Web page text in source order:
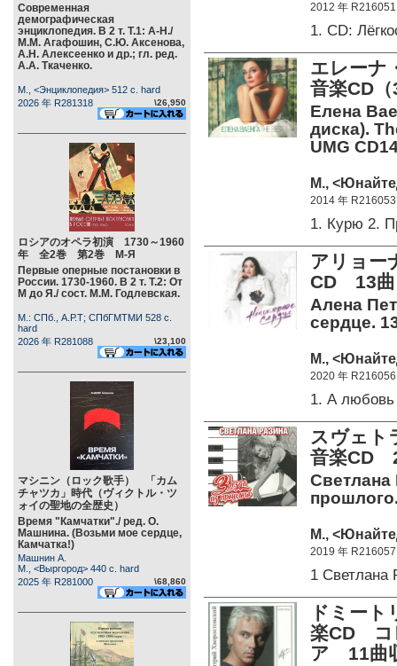
Современная
демографическая
энциклопедия. В 2 т. Т.1: А-Н./
М.М. Агафошин, С.Ю. Аксенова,
А.Н. Алексеенко и др.; гл. ред.
А.А. Ткаченко.
М., <Энциклопедия> 512 c. hard
2026 年 R281318
\26,950
ロシアのオペラ初演 1730～1960
年 全2巻 第2巻 М-Я
Первые оперные постановки в
России. 1730-1960. В 2 т. Т.2: От
М до Я./ сост. М.М. Годлевская.
М.: СПб., А.Р.Т; СПбГМТМИ 528 c.
hard
2026 年 R281088
\23,100
マシニン（ロック歌手） 「カム
チャツカ」時代（ヴィクトル・ツ
ォイの聖地の全歴史）
Время "Камчатки"./ ред. О.
Машнина. (Возьми мое сердце,
Камчатка!)
Машнин А.
М., <Выргород> 440 c. hard
2025 年 R281000
\68,860
2012 年 R216051
1. CD:
エレー
音楽CD
Елена
диска).
UMG
М.,
2014 年 R216053
1. Курю 2.
アリョ
CD 13曲
Алена
сердце.
М.,
2020 年 R216056
1. А любовь
スヴェ
音楽CD
Светлана
М.,
2019 年 R216057
1 Светлана
ドミー
楽CD コ
ア 11曲